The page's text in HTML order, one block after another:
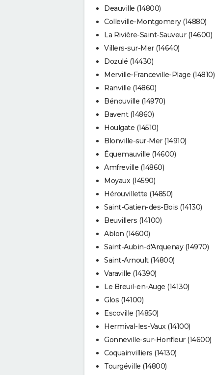
Deauville (14800)
Colleville-Montgomery (14880)
La Rivière-Saint-Sauveur (14600)
Villers-sur-Mer (14640)
Dozulé (14430)
Merville-Franceville-Plage (14810)
Ranville (14860)
Bénouville (14970)
Bavent (14860)
Houlgate (14510)
Blonville-sur-Mer (14910)
Équemauville (14600)
Amfreville (14860)
Moyaux (14590)
Hérouvillette (14850)
Saint-Gatien-des-Bois (14130)
Beuvillers (14100)
Ablon (14600)
Saint-Aubin-d'Arquenay (14970)
Saint-Arnoult (14800)
Varaville (14390)
Le Breuil-en-Auge (14130)
Glos (14100)
Escoville (14850)
Hermival-les-Vaux (14100)
Gonneville-sur-Honfleur (14600)
Coquainvilliers (14130)
Tourgéville (14800)